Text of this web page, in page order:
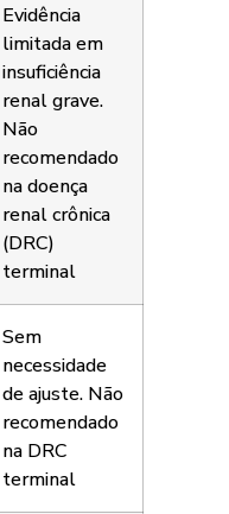
Evidência
limitada em
insuficiência
renal grave.
Não
recomendado
na doença
renal crônica
(DRC)
terminal
Sem
necessidade
de ajuste. Não
recomendado
na DRC
terminal